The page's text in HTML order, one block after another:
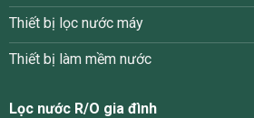
Thiết bị lọc nước máy
Thiết bị làm mềm nước
Lọc nước R/O gia đình